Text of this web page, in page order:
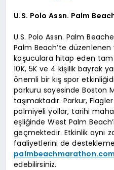
U.S. Polo Assn. Palm
U.S. Polo Assn. Palm
Palm Beach’te düzenlenen
koşuculara hitap eden
10K, 5K ve 4 kişilik bayrak
önemli bir kış spor
parkuru sayesinde Boston
taşımaktadır. Parkur,
palmiyeli yollar, tarihi
eşliğinde West Palm
geçmektedir. Etkinlik aynı
faaliyetlerini de
palmbeachmarathon.com
edebilirsiniz.